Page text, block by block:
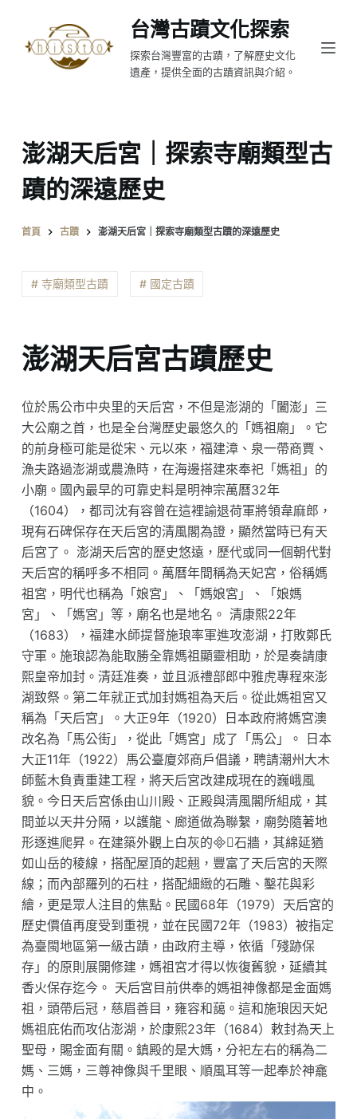
至
台灣古蹟文化探索
探索台灣豐富的古蹟，了解歷史文化
遺產，提供全面的古蹟資訊與介紹。
澎湖天后宮｜探索寺廟類型古
蹟的深遠歷史
首頁 古蹟 澎湖天后宮｜探索寺廟類型古蹟的深遠歷史
# 寺廟類型古蹟 # 國定古蹟
澎湖天后宮古蹟歷史
位於馬公市中央里的天后宮，不但是澎湖的「闔澎」三
大公廟之首，也是全台灣歷史最悠久的「媽祖廟」。它
的前身極可能是從宋、元以來，福建漳、泉一帶商賈、
漁夫路過澎湖或農漁時，在海邊搭建來奉祀「媽祖」的
小廟。國內最早的可靠史料是明神宗萬曆32年
（1604），都司沈有容曾在這裡諭退荷軍將領韋麻郎，
現有石碑保存在天后宮的清風閣為證，顯然當時已有天
后宮了。 澎湖天后宮的歷史悠遠，歷代或同一個朝代對
天后宮的稱呼多不相同。萬曆年間稱為天妃宮，俗稱媽
祖宮，明代也稱為「娘宮」、「媽娘宮」、「娘媽
宮」、「媽宮」等，廟名也是地名。 清康熙22年
（1683），福建水師提督施琅率軍進攻澎湖，打敗鄭氏
守軍。施琅認為能取勝全靠媽祖顯靈相助，於是奏請康
熙皇帝加封。清廷准奏，並且派禮部郎中雅虎專程來澎
湖致祭。第二年就正式加封媽祖為天后。從此媽祖宮又
稱為「天后宮」。大正9年（1920）日本政府將媽宮澳
改名為「馬公街」，從此「媽宮」成了「馬公」。 日本
大正11年（1922）馬公臺廈郊商戶倡議，聘請潮州大木
師藍木負責重建工程，將天后宮改建成現在的巍峨風
貌。今日天后宮係由山川殿、正殿與清風閣所組成，其
間並以天井分隔，以護龍、廊道做為聯繫，廟勢隨著地
形逐進爬昇。在建築外觀上白灰的石牆，其綿延猶
如山岳的稜線，搭配屋頂的起翹，豐富了天后宮的天際
線；而內部羅列的石柱，搭配細緻的石雕、鑿花與彩
繪，更是眾人注目的焦點。民國68年（1979）天后宮的
歷史價值再度受到重視，並在民國72年（1983）被指定
為臺閩地區第一級古蹟，由政府主導，依循「殘跡保
存」的原則展開修建，媽祖宮才得以恢復舊貌，延續其
香火保存迄今。 天后宮目前供奉的媽祖神像都是金面媽
祖，頭帶后冠，慈眉善目，雍容和藹。這和施琅因天妃
媽祖庇佑而攻佔澎湖，於康熙23年（1684）敕封為天上
聖母，賜金面有關。鎮殿的是大媽，分祀左右的稱為二
媽、三媽，三尊神像與千里眼、順風耳等一起奉於神龕
中。